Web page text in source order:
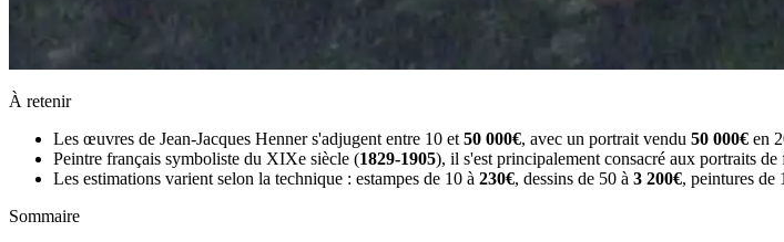
À retenir
Les œuvres de Jean-Jacques Henner s'adjugent entre 10 et 50 000€, avec un portrait vendu 50 000€ en
Peintre français symboliste du XIXe siècle (1829-1905), il s'est principalement consacré aux portraits
Les estimations varient selon la technique : estampes de 10 à 230€, dessins de 50 à 3 200€, peintures de
Sommaire